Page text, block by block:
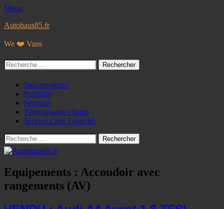
Menu
Autohaus85.fr
We ❤️ Vans
Rechercher :
mail
Menu
principal
Aller
contenu
Nos annonces
Portfolio
Services
Témoignages clients
Service Carte Grise 85
Recherche
Rechercher :
Equipements : Accoudoir avec
rangements (AV)